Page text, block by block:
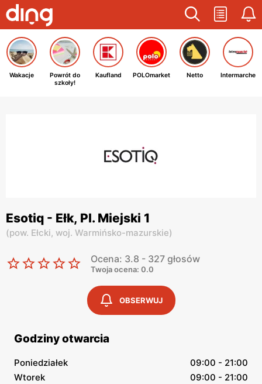
Wakacje
Powrót do
szkoły!
Kaufland POLOmarket Netto Intermarche
Esotiq - Ełk, Pl. Miejski 1
(pow. Ełcki, woj. Warmińsko-mazurskie)
Ocena: 3.8 - 327 głosów
Twoja ocena: 0.0
OBSERWUJ
Godziny otwarcia
Poniedziałek
09:00 - 21:00
Wtorek
09:00 - 21:00